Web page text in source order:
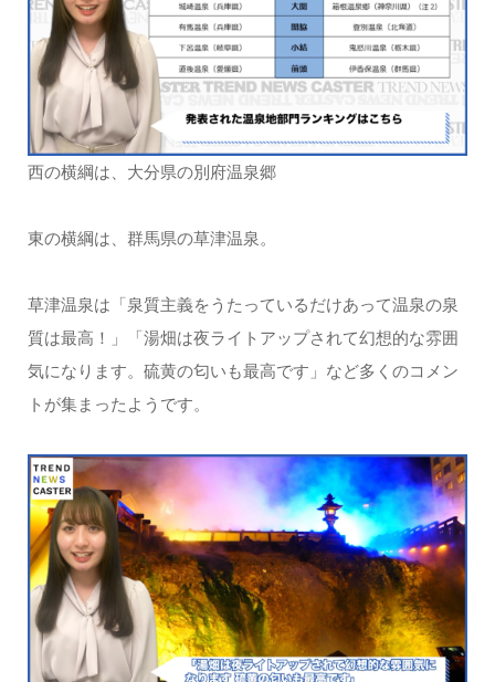
西の横綱は、大分県の別府温泉郷
東の横綱は、群馬県の草津温泉。
草津温泉は「泉質主義をうたっているだけあって温泉の泉
質は最高！」「湯畑は夜ライトアップされて幻想的な雰囲
気になります。硫黄の匂いも最高です」など多くのコメン
トが集まったようです。